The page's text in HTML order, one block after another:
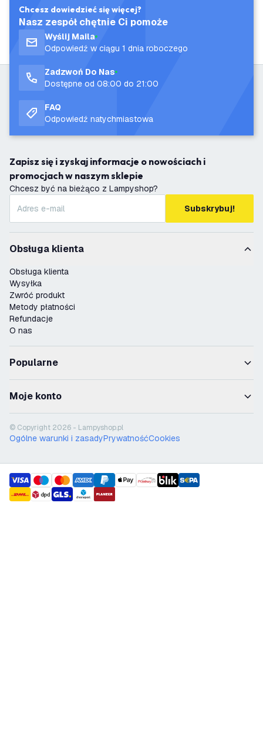
Chcesz dowiedzieć się więcej?
Nasz zespół chętnie Ci pomoże
Wyślij Maila
Odpowiedź w ciągu 1 dnia roboczego
Zadzwoń Do Nas
Dostępne od 08:00 do 21:00
FAQ
Odpowiedź natychmiastowa
Zapisz się i zyskaj informacje o nowościach i
promocjach w naszym sklepie
Chcesz być na bieżąco z Lampyshop?
Subskrybuj!
Obsługa klienta
Obsługa klienta
Wysyłka
Zwróć produkt
Metody płatności
Refundacje
O nas
Popularne
Moje konto
© Copyright 2026 - Lampyshop.pl
Ogólne warunki i zasadyPrywatnośćCookies
payment methods
shipment methods